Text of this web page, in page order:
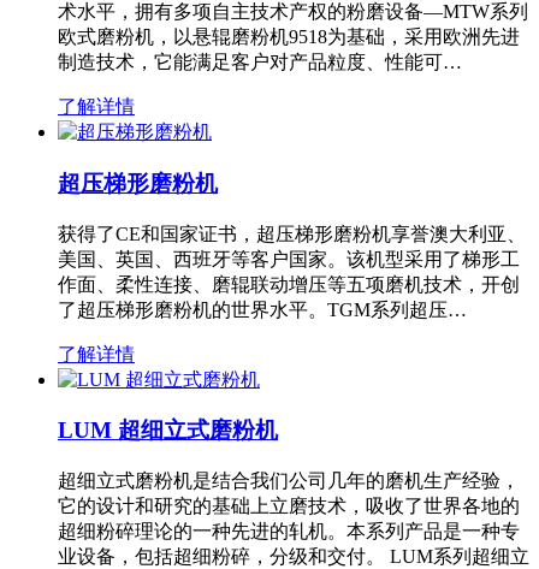
术水平，拥有多项自主技术产权的粉磨设备—MTW系列
欧式磨粉机，以悬辊磨粉机9518为基础，采用欧洲先进
制造技术，它能满足客户对产品粒度、性能可…
了解详情
超压梯形磨粉机
获得了CE和国家证书，超压梯形磨粉机享誉澳大利亚、
美国、英国、西班牙等客户国家。该机型采用了梯形工
作面、柔性连接、磨辊联动增压等五项磨机技术，开创
了超压梯形磨粉机的世界水平。TGM系列超压…
了解详情
LUM 超细立式磨粉机
超细立式磨粉机是结合我们公司几年的磨机生产经验，
它的设计和研究的基础上立磨技术，吸收了世界各地的
超细粉碎理论的一种先进的轧机。本系列产品是一种专
业设备，包括超细粉碎，分级和交付。 LUM系列超细立